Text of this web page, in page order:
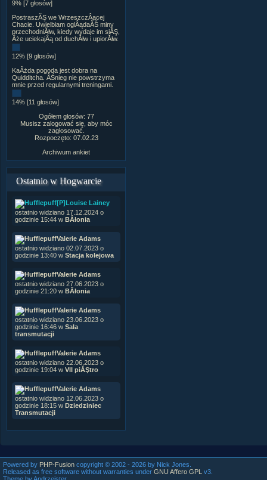
9% [7 głosów]
PostraszĂŞ we WrzeszczÂącej
Chacie. Uwielbiam oglÂądaĂŚ miny
przechodniĂłw, kiedy wydaje im siĂŞ,
Âże uciekajÂą od duchĂłw i upiorĂłw.
12% [9 głosów]
KaÂżda pogoda jest dobra na
Quidditcha. ÂŚnieg nie powstrzyma
mnie przed regularnymi treningami.
14% [11 głosów]
Ogółem głosów: 77
Musisz zalogować się, aby móc
zagłosować.
Rozpoczęto: 07.02.23
Archiwum ankiet
Ostatnio w Hogwarcie
[P]Louise Lainey
ostatnio widziano 17.12.2024 o
godzinie 15:44 w BÂłonia
Valerie Adams
ostatnio widziano 02.07.2023 o
godzinie 13:40 w Stacja kolejowa
Valerie Adams
ostatnio widziano 27.06.2023 o
godzinie 21:20 w BÂłonia
Valerie Adams
ostatnio widziano 23.06.2023 o
godzinie 16:46 w Sala
transmutacji
Valerie Adams
ostatnio widziano 22.06.2023 o
godzinie 19:04 w VII piĂŞtro
Valerie Adams
ostatnio widziano 12.06.2023 o
godzinie 18:15 w Dziedziniec
Transmutacji
Powered by PHP-Fusion copyright © 2002 - 2026 by Nick Jones.
Released as free software without warranties under GNU Affero GPL
v3.